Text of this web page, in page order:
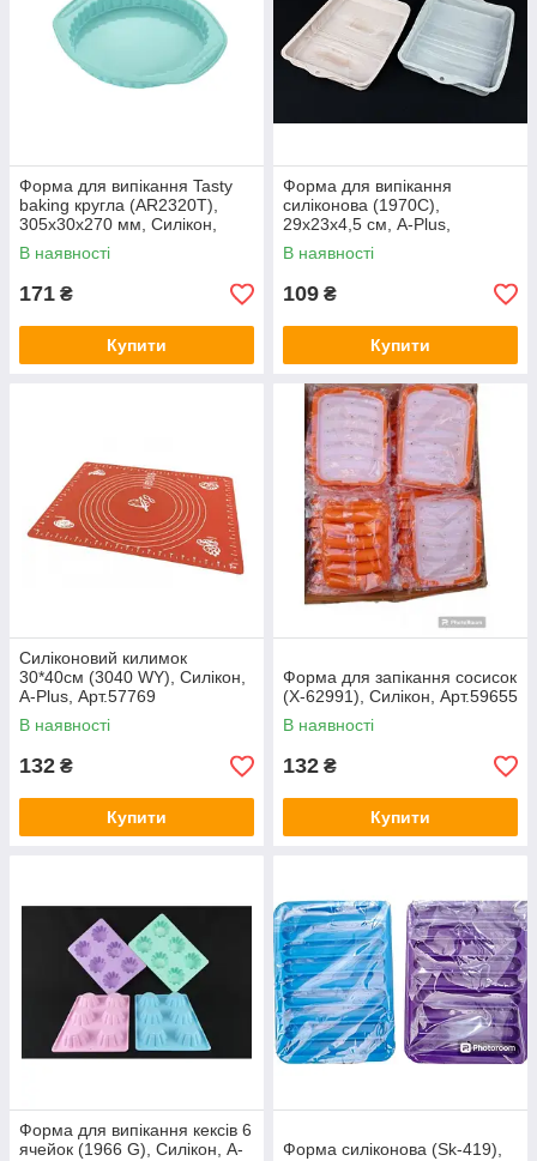
Форма для випікання Tasty
baking кругла (AR2320T),
305x30x270 мм, Силікон,
блакитна, Ardesto, Арт.56178
В наявності
171 ₴
Купити
Форма для випікання
силіконова (1970C),
29х23х4,5 см, A-Plus,
Арт.56298
В наявності
109 ₴
Купити
Силіконовий килимок
30*40см (3040 WY), Силікон,
A-Plus, Арт.57769
В наявності
132 ₴
Купити
Форма для запікання сосисок
(X-62991), Силікон, Арт.59655
В наявності
132 ₴
Купити
Форма для випікання кексів 6
ячейок (1966 G), Силікон, A-
Форма силіконова (Sk-419),